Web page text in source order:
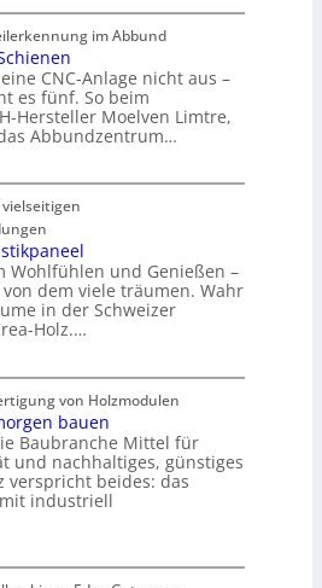
im Abbund
CNC-Anlage nicht aus –
es fünf. So beim
Hersteller Moelven Limtre,
Abbundzentrum…
Wohlfühlen und Genießen –
dem viele träumen. Wahr
in der Schweizer
Holz.…
von Holzmodulen
bauen
Baubranche Mittel für
und nachhaltiges, günstiges
verspricht beides: das
industriell